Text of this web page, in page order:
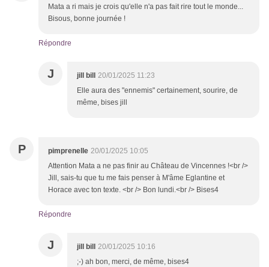
Mata a ri mais je crois qu'elle n'a pas fait rire tout le monde...
Bisous, bonne journée !
Répondre
J jill bill
20/01/2025 11:23
Elle aura des "ennemis" certainement, sourire, de
même, bises jill
P pimprenelle 20/01/2025 10:05
Attention Mata a ne pas finir au Château de Vincennes !<br />
Jill, sais-tu que tu me fais penser à M'âme Eglantine et
Horace avec ton texte. <br /> Bon lundi.<br /> Bises4
Répondre
J jill bill
20/01/2025 10:16
;-) ah bon, merci, de même, bises4